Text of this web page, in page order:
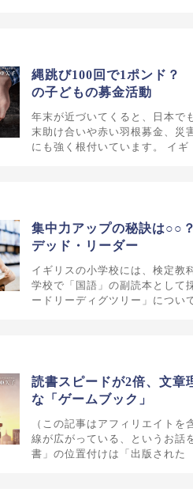
縄跳び100回で1ポンド？
の子どもの募金活動
年末が近づいてくると、日本で
末助け合いや赤い羽根募金、災
にも強く根付いています。 イギ
集中力アップの秘訣は○○
デッド・リーダー
イギリスの小学校には、検定教
学校で「国語」の副読本として
ードリーディグツリー」につい
読書スピードが2倍、文
な「ゲームブック」
（この記事はアフィリエイト
線が広がっている、というお話
書」の位置付けは「出版された